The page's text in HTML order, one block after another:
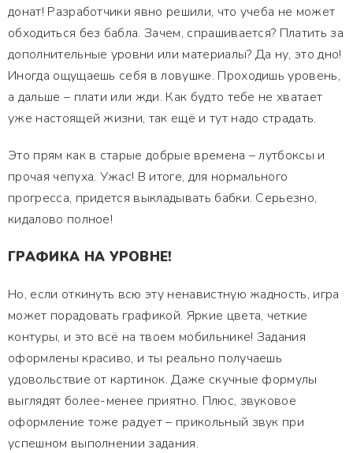
донат! Разработчики явно решили, что учеба не может
обходиться без бабла. Зачем, спрашивается? Платить за
дополнительные уровни или материалы? Да ну, это дно!
Иногда ощущаешь себя в ловушке. Проходишь уровень,
а дальше – плати или жди. Как будто тебе не хватает
уже настоящей жизни, так ещё и тут надо страдать.
Это прям как в старые добрые времена – лутбоксы и
прочая чепуха. Ужас! В итоге, для нормального
прогресса, придется выкладывать бабки. Серьезно,
кидалово полное!
ГРАФИКА НА УРОВНЕ!
Но, если откинуть всю эту ненавистную жадность, игра
может порадовать графикой. Яркие цвета, четкие
контуры, и это всё на твоем мобильнике! Задания
оформлены красиво, и ты реально получаешь
удовольствие от картинок. Даже скучные формулы
выглядят более-менее приятно. Плюс, звуковое
оформление тоже радует – прикольный звук при
успешном выполнении задания.